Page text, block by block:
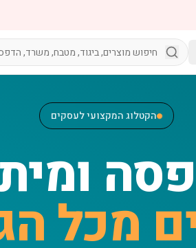
הקטלוג המקצועי לעסקים
מכל